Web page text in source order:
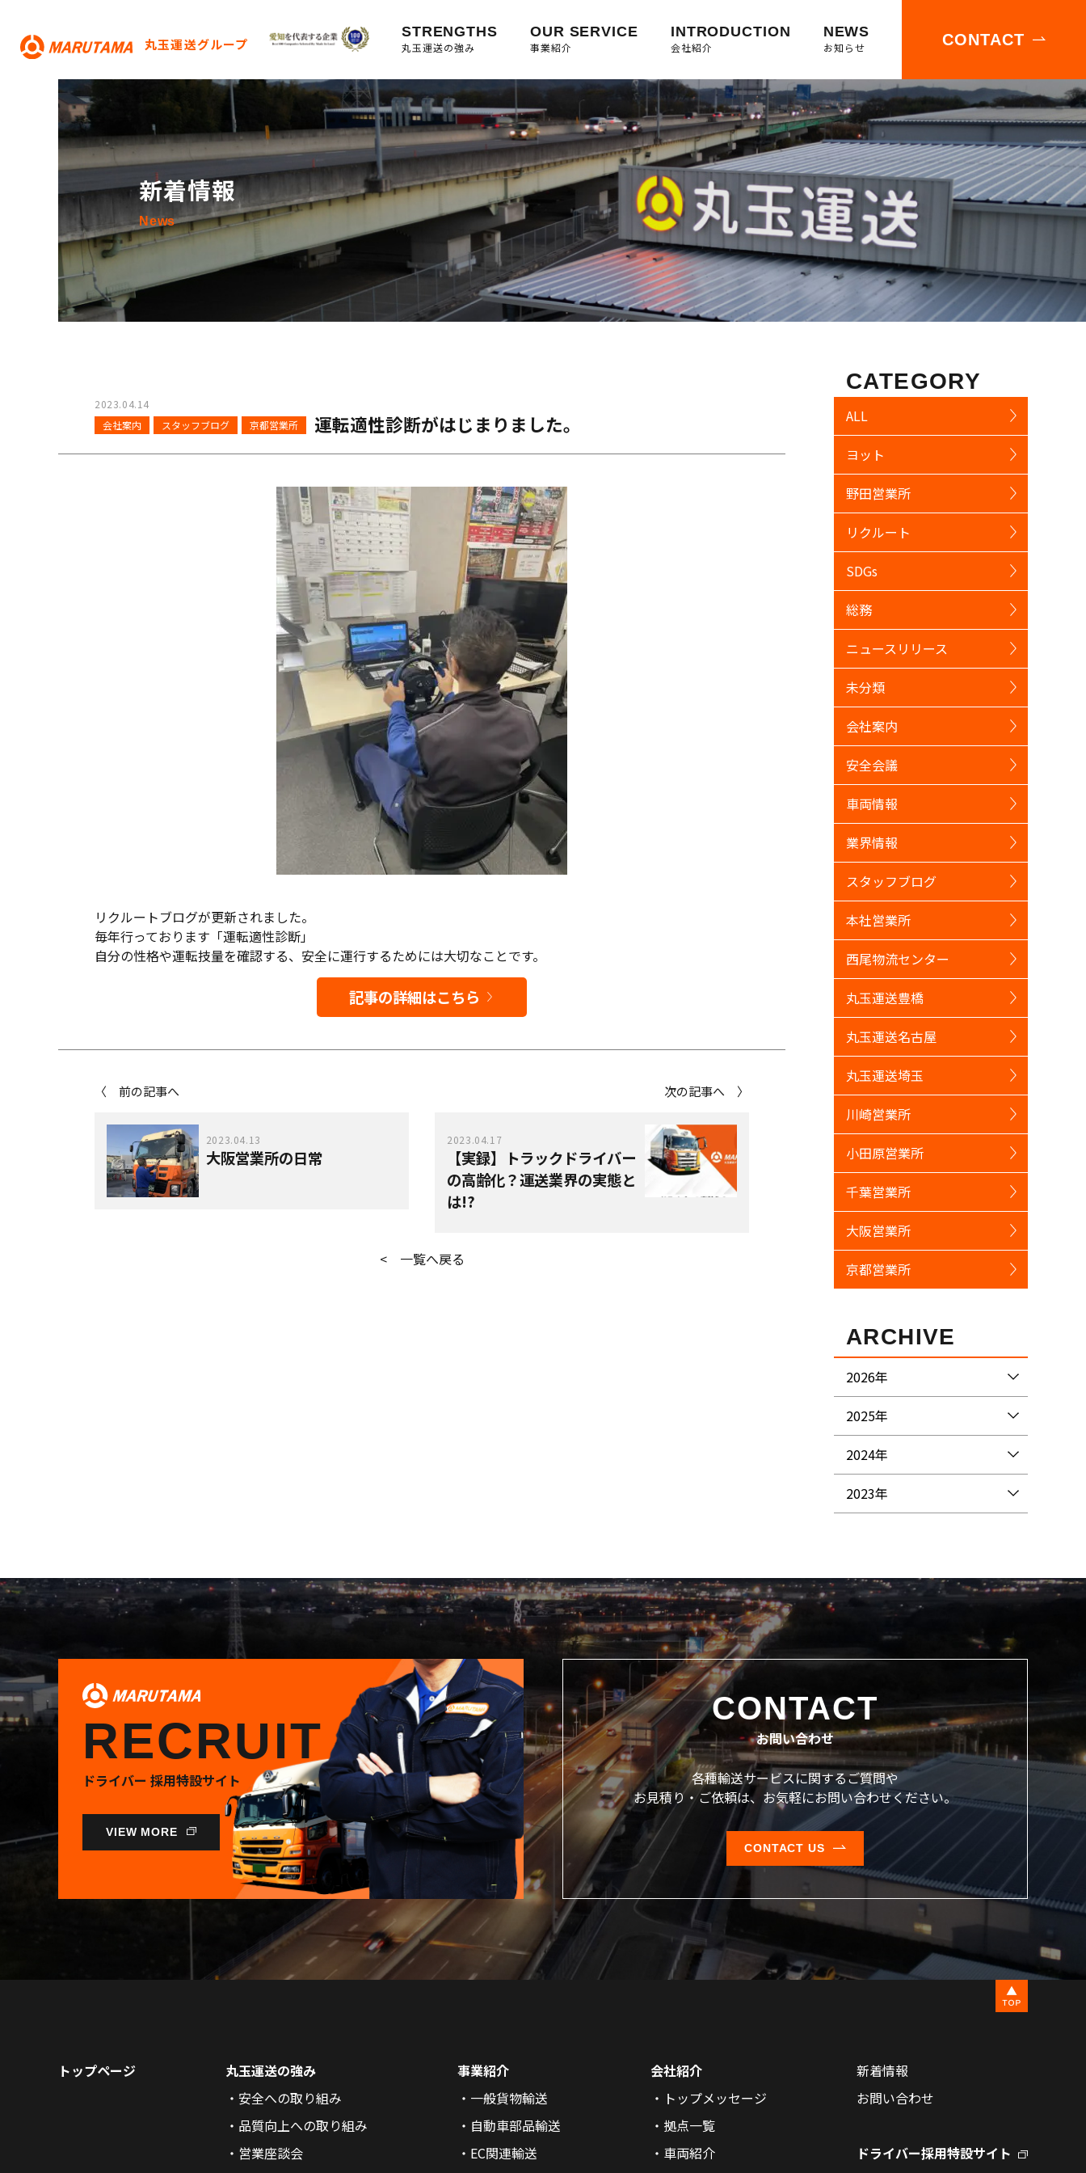
丸玉運送グループ
STRENGTHS
丸玉運送の強み
OUR SERVICE
事業紹介
INTRODUCTION
会社紹介
NEWS
お知らせ CONTACT
新着情報
News
2023.04.14
会社案内
スタッフブログ 京都営業所 運転適性診断がはじまりました。
リクルートブログが更新されました。
毎年行っております「運転適性診断」
自分の性格や運転技量を確認する、安全に運行するためには大切なことです。
記事の詳細はこちら
〈 前の記事へ
2023.04.13
大阪営業所の日常
次の記事へ 〉
2023.04.17
【実録】トラックドライバー
の高齢化？運送業界の実態と
は!?
< 一覧へ戻る
CATEGORY
ALL
ヨット
野田営業所
リクルート
SDGs
総務
ニュースリリース
未分類
会社案内
安全会議
車両情報
業界情報
スタッフブログ
本社営業所
西尾物流センター
丸玉運送豊橋
丸玉運送名古屋
丸玉運送埼玉
川崎営業所
小田原営業所
千葉営業所
大阪営業所
京都営業所
ARCHIVE
2026年
2025年
2024年
2023年
RECRUIT
ドライバー 採用特設サイト
VIEW MORE
CONTACT
お問い合わせ
各種輸送サービスに関するご質問や
お見積り・ご依頼は、 お気軽にお問い合わせください。
CONTACT US
トップページ
丸玉運送の強み
安全への取り組み
品質向上への取り組み
営業座談会
事業紹介
一般貨物輸送
自動車部品輸送
EC関連輸送
会社紹介
トップメッセージ
拠点一覧
車両紹介
新着情報
お問い合わせ
ドライバー採用特設サイト